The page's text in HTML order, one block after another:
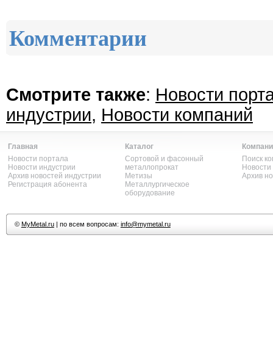
Комментарии
Смотрите также: Новости
индустрии, Новости компаний
Главная
Новости портала
Новости индустрии
Архив новостей индустрии
Регистрация абонента
Каталог
Сортовой и фасонный
металлопрокат
Метизы
Металлургическое
оборудование
Поиск
Архив
© MyMetal.ru| по всем вопросам: info@mymetal.ru